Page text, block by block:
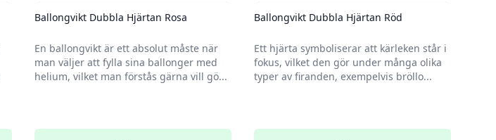
Ballongvikt Dubbla Hjärtan Rosa
En ballongvikt är ett absolut måste när
man väljer att fylla sina ballonger med
helium, vilket man förstås gärna vill gö...
Ballongvikt Dubbla Hjärtan Röd
Ett hjärta symboliserar att kärleken står i
fokus, vilket den gör under många olika
typer av firanden, exempelvis bröllo...